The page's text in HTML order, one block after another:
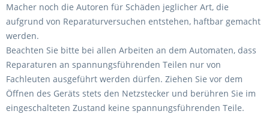
Macher noch die Autoren für Schäden jeglicher Art, die
aufgrund von Reparaturversuchen entstehen, haftbar gemacht
werden.
Beachten Sie bitte bei allen Arbeiten an dem Automaten, dass
Reparaturen an spannungsführenden Teilen nur von
Fachleuten ausgeführt werden dürfen. Ziehen Sie vor dem
Öffnen des Geräts stets den Netzstecker und berühren Sie im
eingeschalteten Zustand keine spannungsführenden Teile.